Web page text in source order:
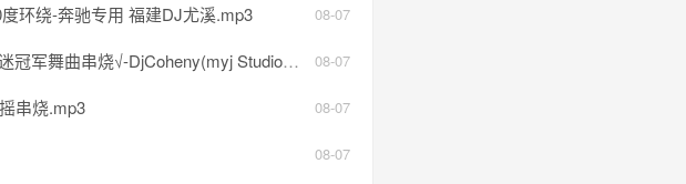
08-07
环绕-奔驰专用 福建DJ尤溪.mp3
08-07
曲串烧√-DjCoheny(myj Studio工作室).mp3
08-07
串烧.mp3
08-07